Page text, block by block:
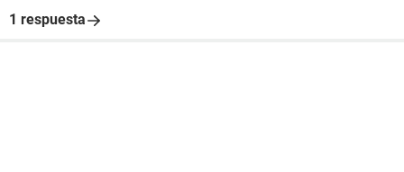
1 respuesta